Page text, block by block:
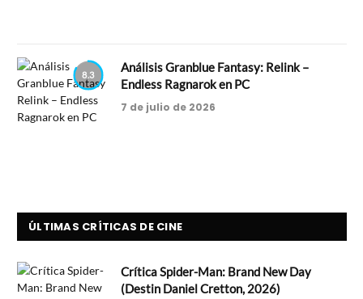
8.3
Análisis Granblue Fantasy: Relink –
Endless Ragnarok en PC
7 de julio de 2026
ÚLTIMAS CRÍTICAS DE CINE
Crítica Spider-Man: Brand New Day
(Destin Daniel Cretton, 2026)